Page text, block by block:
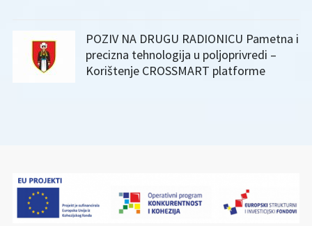
POZIV NA DRUGU RADIONICU Pametna i
precizna tehnologija u poljoprivredi –
Korištenje CROSSMART platforme